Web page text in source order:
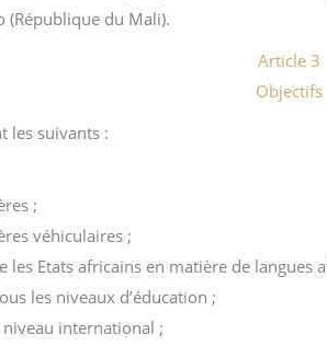
(République du Mali).
Article 3
Objectifs
les suivants :
;
véhiculaires ;
Etats africains en matière de langues
les niveaux d’éducation ;
international ;